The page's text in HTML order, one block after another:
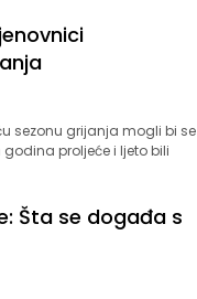
sezonu grijanja mogli bi se
proljeće i ljeto bili
Šta se događa s